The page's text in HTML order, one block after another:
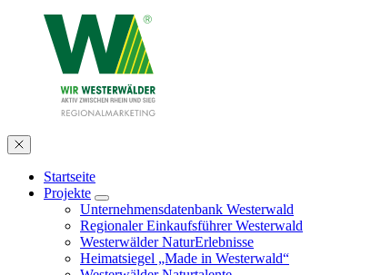
Startseite
Projekte
Unternehmensdatenbank Westerwald
Regionaler Einkaufsführer Westerwald
Westerwälder NaturErlebnisse
Heimatsiegel „Made in Westerwald“